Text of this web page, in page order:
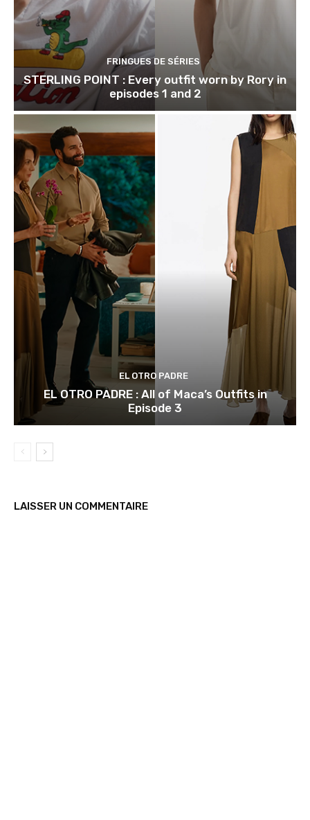
FRINGUES DE SÉRIES
STERLING POINT : Every outfit worn by Rory in
episodes 1 and 2
EL OTRO PADRE
EL OTRO PADRE : All of Maca’s Outfits in
Episode 3
LAISSER UN COMMENTAIRE